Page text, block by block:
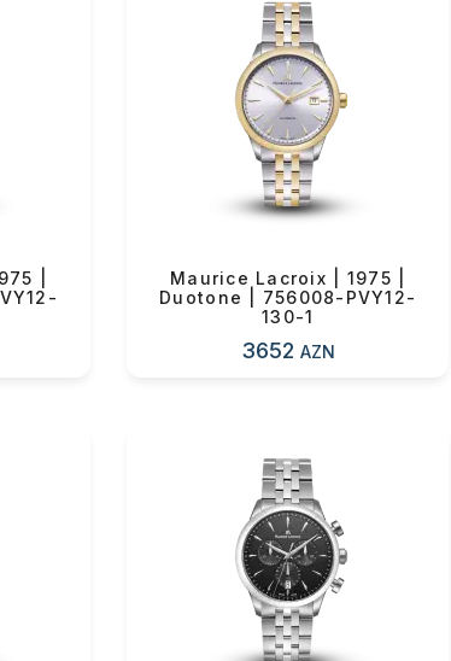
|
Maurice Lacroix | 1975 |
Duotone | 756008-PVY12-
130-1
3652 AZN
əlavə edildi